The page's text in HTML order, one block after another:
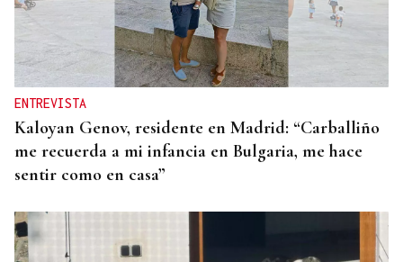
ENTREVISTA
Kaloyan Genov, residente en Madrid: “Carballiño
me recuerda a mi infancia en Bulgaria, me hace
sentir como en casa”